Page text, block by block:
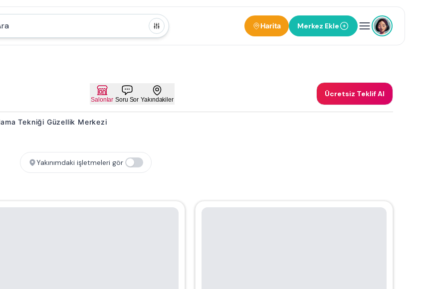
Harita Merkez Ekle
Salonlar Soru Sor Yakındakiler
Ücretsiz Teklif Al
Tekniği Güzellik Merkezi
Yakınımdaki işletmeleri gör